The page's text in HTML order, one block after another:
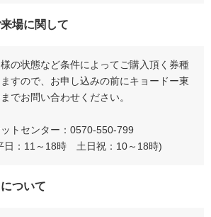
場に関して
の状態など条件によってご購入頂く券種
すので、お申し込みの前にキョードー東
でお問い合わせください。
トセンター：0570-550-799
：11～18時 土日祝：10～18時)
ついて